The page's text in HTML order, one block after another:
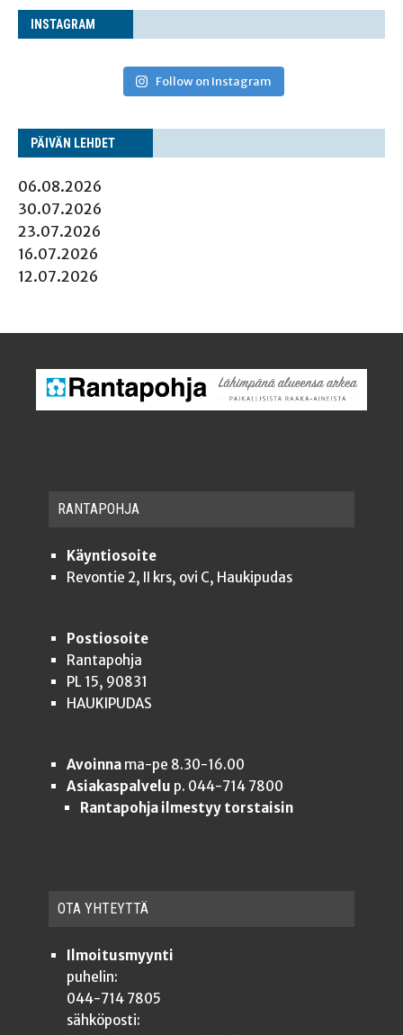
INS­TA­GRAM
Follow on Instagram
PÄI­VÄN LEHDET
06.08.2026
30.07.2026
23.07.2026
16.07.2026
12.07.2026
RAN­TA­POH­JA
Käyntiosoite
Revontie 2, II krs, ovi C, Haukipudas
Postiosoite
Rantapohja
PL 15, 90831
HAUKIPUDAS
Avoinnama-pe 8.30-16.00
Asiakaspalvelu p. 044-714 7800
Rantapohja ilmestyy torstaisin
OTA YHTEYT­TÄ
Ilmoitusmyynti
puhelin:
044-714 7805
sähköposti: